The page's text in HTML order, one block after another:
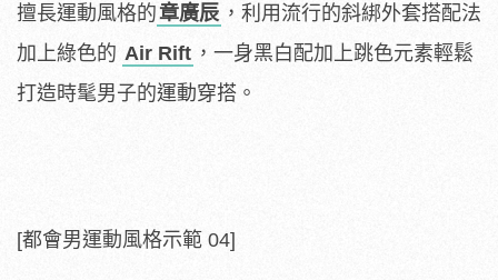
擅長運動風格的章廣辰 ，利用流行的斜綁外套搭配法
加上綠色的 Air Rift ，一身黑白配加上跳色元素輕鬆
打造時髦男子的運動穿搭。
[都會男運動風格示範 04]